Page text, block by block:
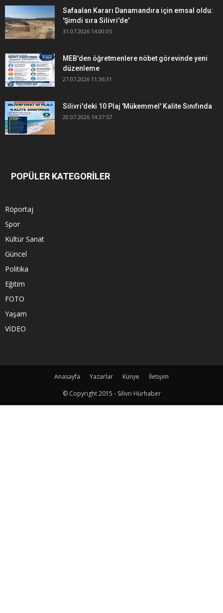
Safaalan Kararı Danamandıra için emsal oldu:
'Şimdi sıra Silivri'de'
31.07.2026 14:00:05
MEB'den öğretmenlere nöbet görevinde yeni
düzenleme
27.07.2026 11:36:31
Silivri'deki 10 Plaj 'Mükemmel' Kalite Sınıfında
20.07.2026 14:37:57
POPÜLER KATEGORİLER
Röportaj
Spor
Kültür Sanat
Güncel
Politika
Eğitim
FOTO
Yaşam
VİDEO
Anasayfa Yazarlar Künye
İletişim
© Copyright 2015 - Silivri Hürhaber